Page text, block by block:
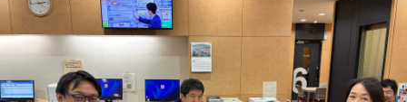
◆「真夏の全国ツアー2026」大阪公演裏話
賀喜：大阪公演2日目の私は、横結びみたいなサイドテールに
してみたんです。それがリスナーちゃんも意図せずというか